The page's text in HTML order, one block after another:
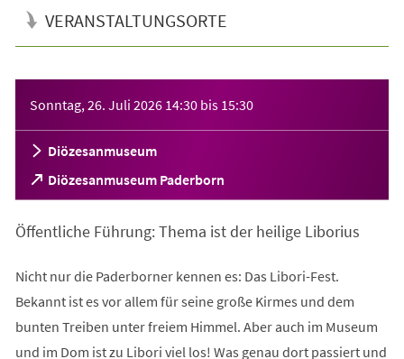
VERANSTALTUNGSORTE
Sonntag, 26. Juli 2026 14:30 bis 15:30
Diözesanmuseum
Diözesanmuseum Paderborn
(Öffnet
in
neuen
Öffentliche Führung: Thema ist der heilige Liborius
Nicht nur die Paderborner kennen es: Das Libori-Fest.
Bekannt ist es vor allem für seine große Kirmes und dem
bunten Treiben unter freiem Himmel. Aber auch im Museum
und im Dom ist zu Libori viel los! Was genau dort passiert und